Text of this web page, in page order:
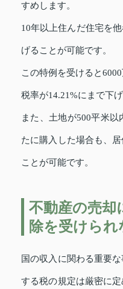
すめします。
10年以上住んだ住宅を
げることが可能です。
この特例を受けると
税率が14.21%にまで下げ
また、土地が500平米
たに購入した場合も、
ことが可能です。
不動産の売却
除を受けられ
国の収入に関わる重要
する税の規定は厳密に